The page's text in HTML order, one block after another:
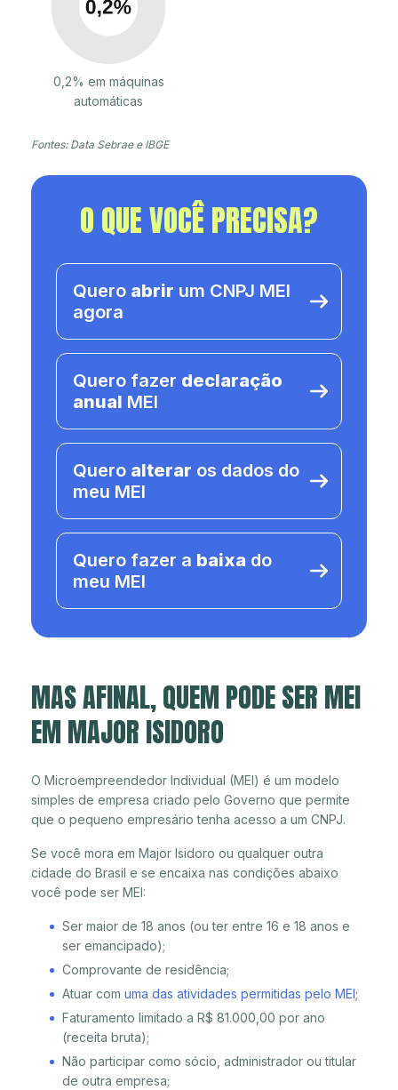
0,2% em máquinas
automáticas
Fontes: Data Sebrae e IBGE
O QUE VOCÊ PRECISA?
Quero abrir um CNPJ MEI
agora
Quero fazer declaração
anual MEI
Quero alterar os dados do
meu MEI
Quero fazer a baixa do
meu MEI
MAS AFINAL, QUEM PODE SER MEI
EM MAJOR ISIDORO
O Microempreendedor Individual (MEI) é um modelo
simples de empresa criado pelo Governo que permite
que o pequeno empresário tenha acesso a um CNPJ.
Se você mora em Major Isidoro ou qualquer outra
cidade do Brasil e se encaixa nas condições abaixo
você pode ser MEI:
Ser maior de 18 anos (ou ter entre 16 e 18 anos e
ser emancipado);
Comprovante de residência;
Atuar com uma das atividades permitidas pelo MEI;
Faturamento limitado a R$ 81.000,00 por ano
(receita bruta);
Não participar como sócio, administrador ou titular
de outra empresa;